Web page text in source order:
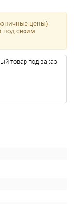
цены).
под своим
товар под заказ.